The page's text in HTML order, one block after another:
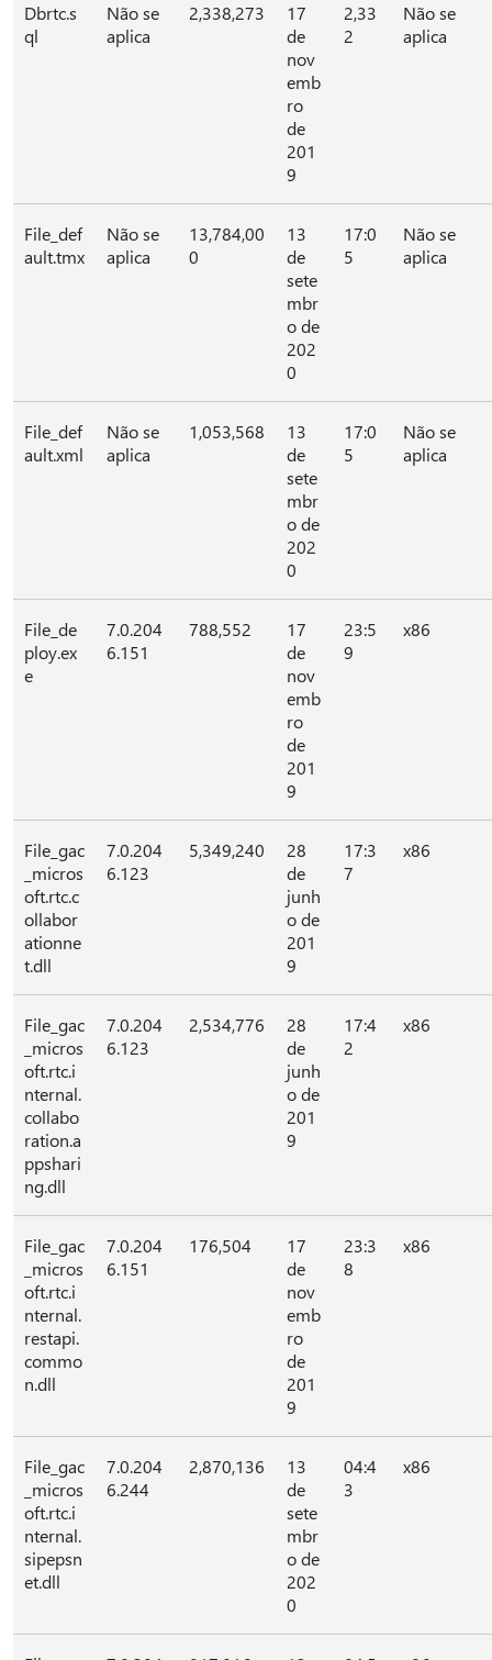
Dbrtc.s
ql
Não se
aplica
2,338,273
17
de
nov
emb
ro
de
201
9
2,33
2
Não se
aplica
File_def
ault.tmx
Não se
aplica
13,784,00
0
13
de
sete
mbr
o de
202
0
17:0
5
Não se
aplica
File_def
ault.xml
Não se
aplica
1,053,568
13
de
sete
mbr
o de
202
0
17:0
5
Não se
aplica
File_de
ploy.ex
e
7.0.204
6.151
788,552
17
de
nov
emb
ro
de
201
9
23:5
9
x86
File_gac
_micros
oft.rtc.c
ollabor
ationne
t.dll
7.0.204
6.123
5,349,240
28
de
junh
o de
201
9
17:3
7
x86
File_gac
_micros
oft.rtc.i
nternal.
collabo
ration.a
ppshari
ng.dll
7.0.204
6.123
2,534,776
28
de
junh
o de
201
9
17:4
2
x86
File_gac
_micros
oft.rtc.i
nternal.
restapi.
commo
n.dll
7.0.204
6.151
176,504
17
de
nov
emb
ro
de
201
9
23:3
8
x86
File_gac
_micros
oft.rtc.i
nternal.
sipepsn
et.dll
7.0.204
6.244
2,870,136
13
de
sete
mbr
o de
202
0
04:4
3
x86